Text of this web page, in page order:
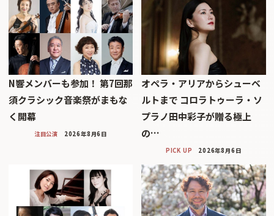
N響メンバーも参加！ 第7回那
須クラシック音楽祭がまもな
く開幕
注目公演 2026年8月6日
オペラ・アリアからシューベ
ルトまで コロラトゥーラ・ソ
プラノ田中彩子が贈る極上
の…
PICK UP 2026年8月6日